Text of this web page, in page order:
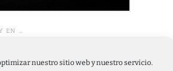
nuestro sitio web y nuestro servicio.
EN …